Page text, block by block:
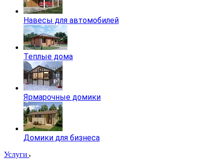
Навесы для автомобилей
Теплые дома
Ярмарочные домики
Домики для бизнеса
Услуги